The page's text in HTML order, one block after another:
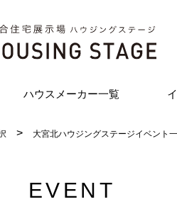
ハウスメーカー一覧
大宮北ハウジングステージイベント
EVENT